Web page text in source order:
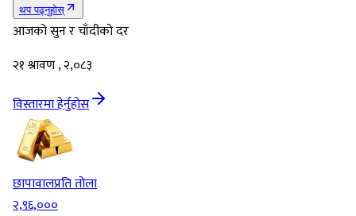
थप पढ्नुहोस्
आजको सुन र चाँदीको दर
२१ श्रावण , २,०८३
विस्तारमा हेर्नुहोस
छापावालप्रति तोला
२,९६,०००